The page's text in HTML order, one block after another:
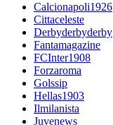
Calcionapoli1926
Cittaceleste
Derbyderbyderby
Fantamagazine
FCInter1908
Forzaroma
Golssip
Hellas1903
Ilmilanista
Juvenews